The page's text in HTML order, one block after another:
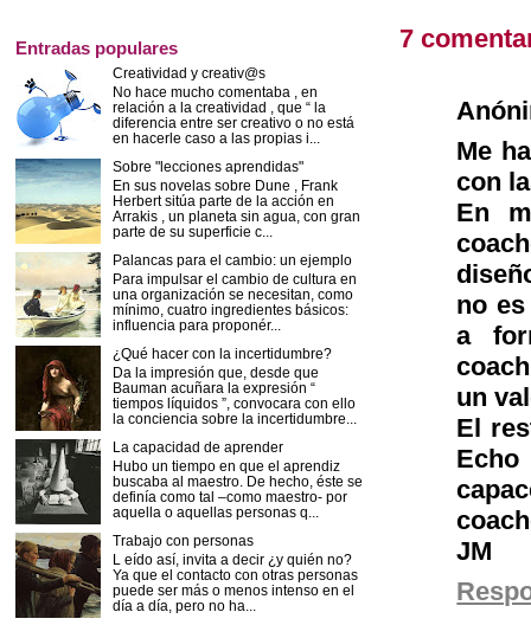
7
Me
con
En
no
a
un
El
JM
Entradas populares
Creatividad y creativ@s
No hace mucho comentaba , en
relación a la creatividad , que “ la
diferencia entre ser creativo o no está
en hacerle caso a las propias i...
Sobre "lecciones aprendidas"
En sus novelas sobre Dune , Frank
Herbert sitúa parte de la acción en
Arrakis , un planeta sin agua, con gran
parte de su superficie c...
Palancas para el cambio: un ejemplo
Para impulsar el cambio de cultura en
una organización se necesitan, como
mínimo, cuatro ingredientes básicos:
influencia para proponér...
¿Qué hacer con la incertidumbre?
Da la impresión que, desde que
Bauman acuñara la expresión “
tiempos líquidos ”, convocara con ello
la conciencia sobre la incertidumbre...
La capacidad de aprender
Hubo un tiempo en que el aprendiz
buscaba al maestro. De hecho, éste se
definía como tal –como maestro- por
aquella o aquellas personas q...
Trabajo con personas
L eído así, invita a decir ¿y quién no?
Ya que el contacto con otras personas
puede ser más o menos intenso en el
día a día, pero no ha...